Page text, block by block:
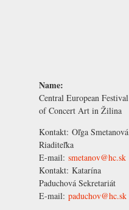
Name:
Central European Festival
of Concert Art in Žilina
Kontakt: Oľga Smetanová
Riaditeľka
E-mail: smetanov@hc.sk
Kontakt: Katarína
Paduchová Sekretariát
E-mail: paduchov@hc.sk